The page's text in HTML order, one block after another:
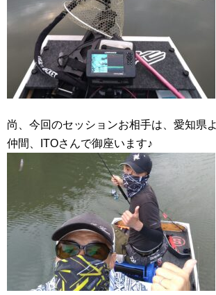
尚、今回のセッションお相手は、愛知県
仲間、ITOさんで御座います♪